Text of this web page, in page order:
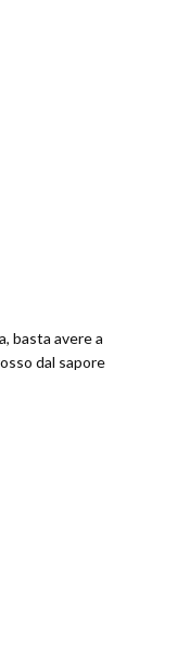
basta avere a
dal sapore